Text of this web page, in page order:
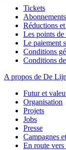
Tickets
Abonnements
Réductions
Les points de
Le paiement
Conditions
Conditions
A propos de De Lijn
Futur et
Organisation
Projets
Jobs
Presse
Campagnes
En route vers